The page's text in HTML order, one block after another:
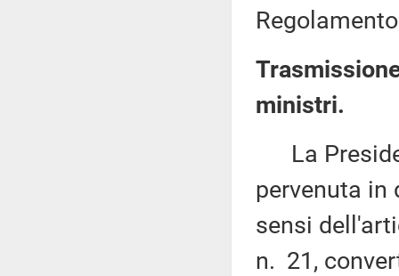
ministri.
La
pervenuta in
sensi
n. 21,